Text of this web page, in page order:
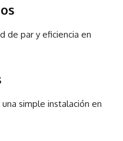
de par y eficiencia en
simple instalación en